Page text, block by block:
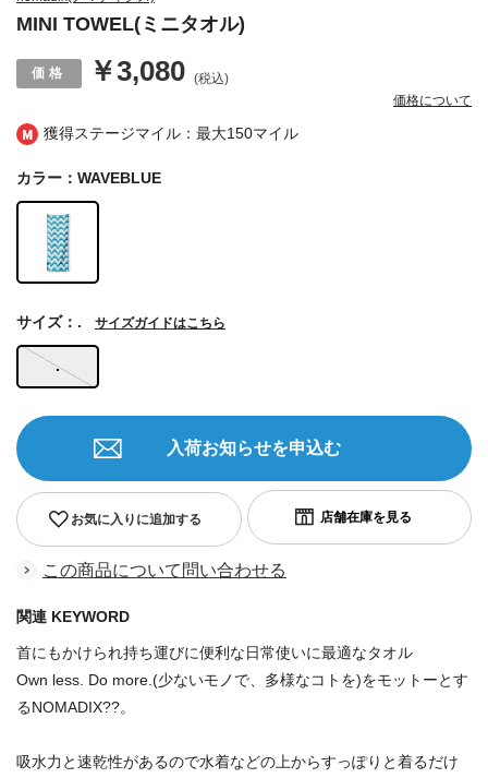
獲得ステージマイル：最大150マイル
MINI TOWEL(ミニタオル)
￥3,080 (税込)
価格について
カラー：WAVEBLUE
.
サイズ：. サイズガイドはこちら
お気に入りに追加する
入荷お知らせを申込む
この商品について問い合わせる
関連 KEYWORD
首にもかけられ持ち運びに便利な日常使いに最適なタオル
Own less. Do more.(少ないモノで、多様なコトを)をモットーとす
るNOMADIX??。
吸水力と速乾性があるので水着などの上からすっぽりと着るだけ